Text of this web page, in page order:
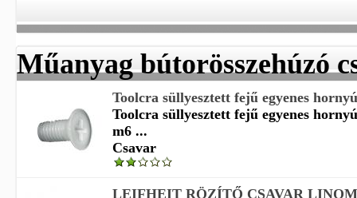
Műanyag bútorösszehúzó
Toolcra süllyesztett fejű egyenes
Toolcra süllyesztett fejű egyenes
m6 ...
Csavar
LEIFHEIT RÖZÍTŐ CSAVAR